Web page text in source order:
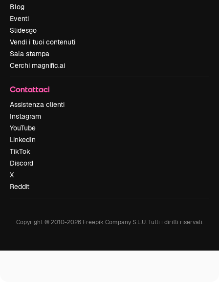
Blog
Eventi
Slidesgo
Vendi i tuoi contenuti
Sala stampa
Cerchi magnific.ai
Contattaci
Assistenza clienti
Instagram
YouTube
LinkedIn
TikTok
Discord
X
Reddit
Copyright © 2010-2026Freepik Company S.L.U. Tutti i diritti riservati.